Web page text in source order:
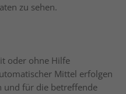
zu sehen.
oder ohne Hilfe
Mittel erfolgen
und für die betreffende